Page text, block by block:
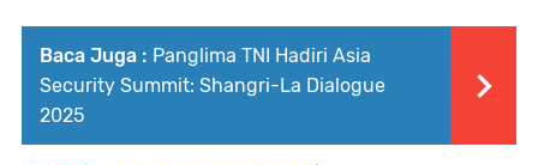
Baca Juga : Panglima TNI Hadiri Asia
Security Summit: Shangri-La Dialogue
2025